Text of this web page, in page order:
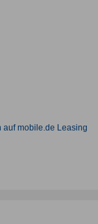
auf mobile.de Leasing